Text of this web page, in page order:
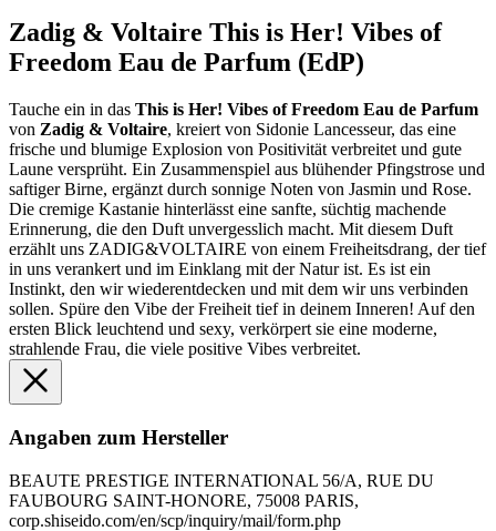
Zadig & Voltaire This is Her! Vibes of
Freedom Eau de Parfum (EdP)
Tauche ein in das This is Her! Vibes of Freedom Eau de Parfum
von Zadig & Voltaire, kreiert von Sidonie Lancesseur, das eine
frische und blumige Explosion von Positivität verbreitet und gute
Laune versprüht. Ein Zusammenspiel aus blühender Pfingstrose und
saftiger Birne, ergänzt durch sonnige Noten von Jasmin und Rose.
Die cremige Kastanie hinterlässt eine sanfte, süchtig machende
Erinnerung, die den Duft unvergesslich macht. Mit diesem Duft
erzählt uns ZADIG&VOLTAIRE von einem Freiheitsdrang, der tief
in uns verankert und im Einklang mit der Natur ist. Es ist ein
Instinkt, den wir wiederentdecken und mit dem wir uns verbinden
sollen. Spüre den Vibe der Freiheit tief in deinem Inneren! Auf den
ersten Blick leuchtend und sexy, verkörpert sie eine moderne,
strahlende Frau, die viele positive Vibes verbreitet.
Angaben zum Hersteller
BEAUTE PRESTIGE INTERNATIONAL 56/A, RUE DU
FAUBOURG SAINT-HONORE, 75008 PARIS,
corp.shiseido.com/en/scp/inquiry/mail/form.php